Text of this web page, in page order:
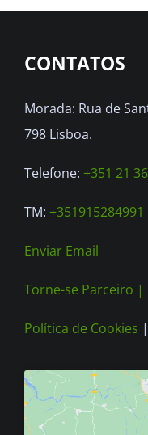
The
may
chosen
on
the
page
CONTATOS
Morada: Rua de
798 Lisboa.
Telefone: +351 21
TM: +351915284991
Enviar Email
Torne-se Parceiro |
Política de Cookies |